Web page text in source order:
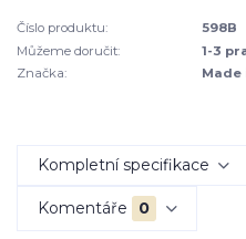
Číslo produktu:
598B
Můžeme doručit:
1-3
Značka:
Made
Kompletní specifikace
Komentáře 0